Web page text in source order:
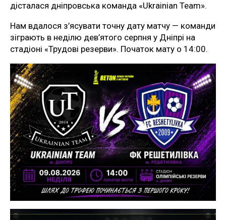
дісталася дніпровська команда «Ukrainian Team».
Нам вдалося з’ясувати точну дату матчу — команди
зіграють в неділю дев’ятого серпня у Дніпрі на
стадіоні «Трудові резерви». Початок мату о 14:00.